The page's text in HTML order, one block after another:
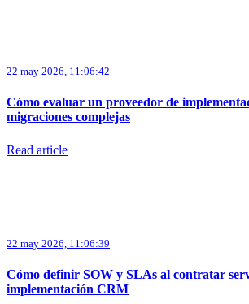
22 may 2026, 11:06:42
Cómo evaluar un proveedor de
migraciones complejas
Read article
22 may 2026, 11:06:39
Cómo definir SOW y SLAs al contratar
implementación CRM